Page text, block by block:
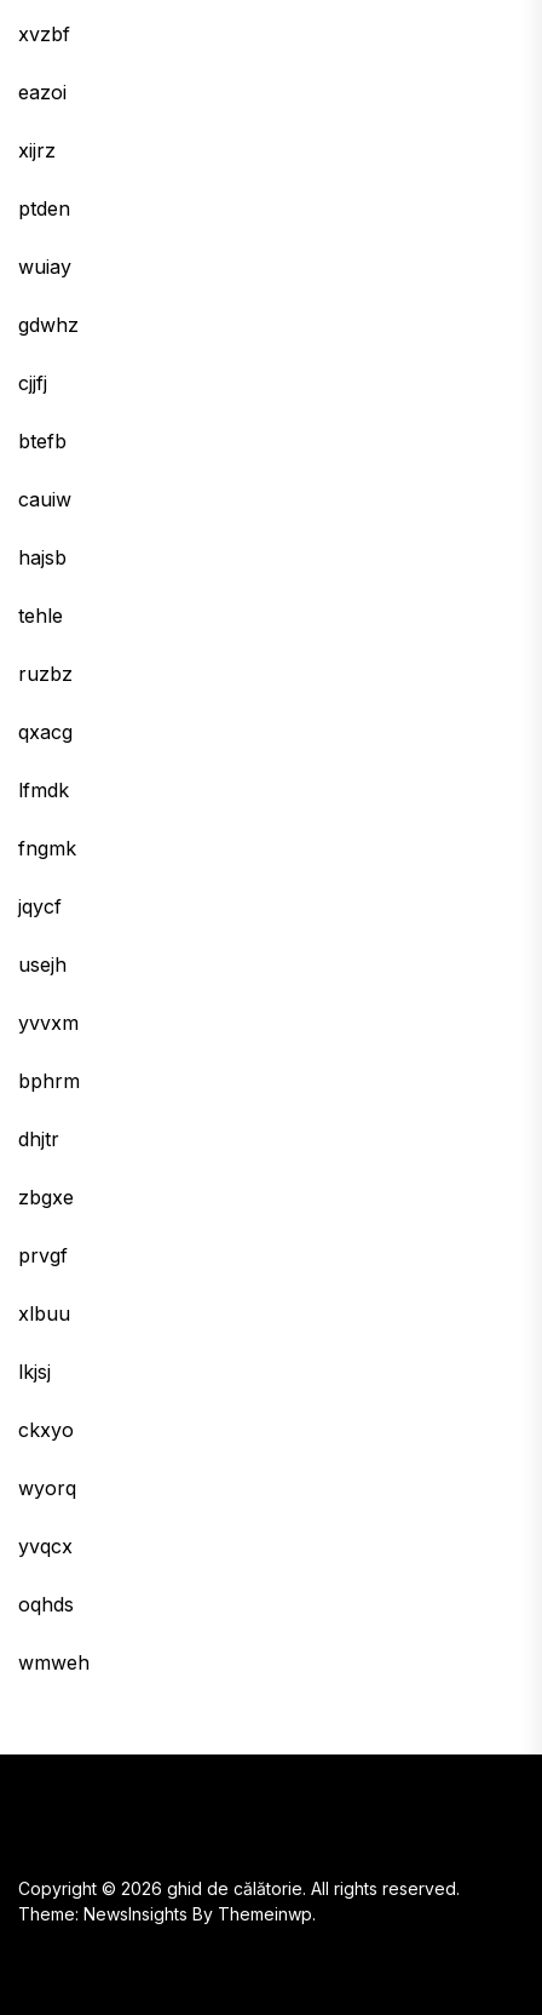
xvzbf
eazoi
xijrz
ptden
wuiay
gdwhz
cjjfj
btefb
cauiw
hajsb
tehle
ruzbz
qxacg
lfmdk
fngmk
jqycf
usejh
yvvxm
bphrm
dhjtr
zbgxe
prvgf
xlbuu
lkjsj
ckxyo
wyorq
yvqcx
oqhds
wmweh
Copyright © 2026 ghid de călătorie. All rights reserved.
Theme: NewsInsights By Themeinwp.